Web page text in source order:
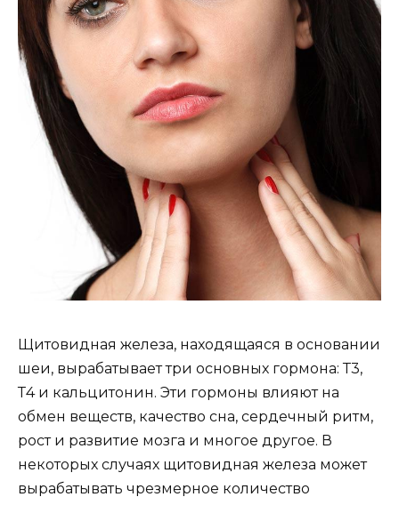
Щитовидная железа, находящаяся в основании
шеи, вырабатывает три основных гормона: Т3,
Т4 и кальцитонин. Эти гормоны влияют на
обмен веществ, качество сна, сердечный ритм,
рост и развитие мозга и многое другое. В
некоторых случаях щитовидная железа может
вырабатывать чрезмерное количество